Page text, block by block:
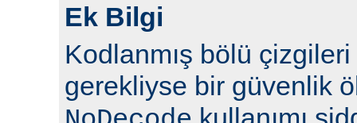
Ek Bilgi
Kodlanmış bölü
gerekliyse bir güvenlik